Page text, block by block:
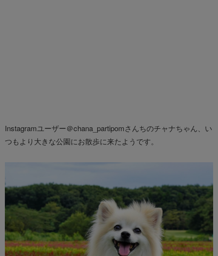
Instagramユーザー＠chana_partipomさんちのチャナちゃん、い
つもより大きな公園にお散歩に来たようです。